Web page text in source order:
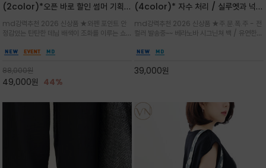
(2color)*오픈 바로 할인 썸머 기획
말 모임룩, 여행룩까지 ~
md강력추천 2026 신상품 ★와펜 포인트 안
정감있는 탄탄한 데님 배색이 조화를 이루는 쇼
클래식한 네이비·아이보리 스트라이프와 산뜻한
88,000원
49,000원 44%
(4color)* 자수 처리 / 실루엣과 넉넉
셜 숄더백
md강력추천 2026 신상품 ★주.문.폭.주 - 전
컬러 발송중~~ 베라노바 시그닌쳐 백 / 유연한
설계로 어깨의 피로도를 낮춰 편안한 착용/가볍
리 숄더백
39,000원